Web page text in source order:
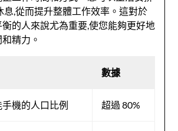
息,從而提升整體工作效率。這對於
的人來說尤為重要,使您能夠更好地
精力。
數據
機的人口比例 超過 80%